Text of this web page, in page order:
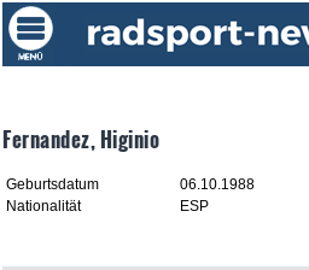
Fernandez, Higinio
Geburtsdatum
06.10.1988
Nationalität
ESP